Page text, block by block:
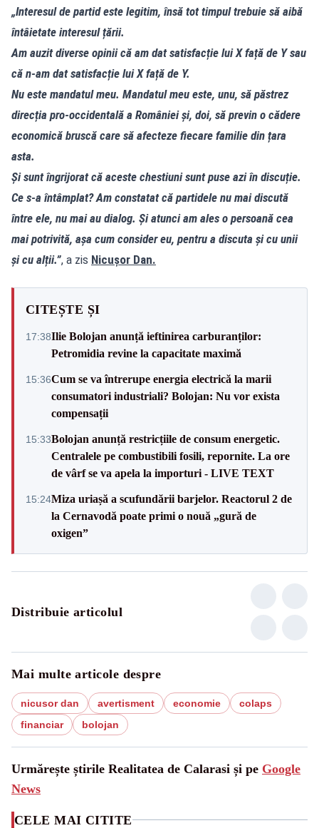
„Interesul de partid este legitim, însă tot timpul trebuie să aibă
întâietate interesul țării.
Am auzit diverse opinii că am dat satisfacție lui X față de Y sau
că n-am dat satisfacție lui X față de Y.
Nu este mandatul meu. Mandatul meu este, unu, să păstrez
direcția pro-occidentală a României și, doi, să previn o cădere
economică bruscă care să afecteze fiecare familie din țara
asta.
Și sunt îngrijorat că aceste chestiuni sunt puse azi în discuție.
Ce s-a întâmplat? Am constatat că partidele nu mai discută
între ele, nu mai au dialog. Și atunci am ales o persoană cea
mai potrivită, așa cum consider eu, pentru a discuta și cu unii
și cu alții.”, a zis Nicușor Dan.
CITEȘTE ȘI
17:38Ilie Bolojan anunță ieftinirea carburanților:
Petromidia revine la capacitate maximă
15:36Cum se va întrerupe energia electrică la marii
consumatori industriali? Bolojan: Nu vor exista
compensații
15:33Bolojan anunță restricțiile de consum energetic.
Centralele pe combustibili fosili, repornite. La ore
de vârf se va apela la importuri - LIVE TEXT
15:24Miza uriașă a scufundării barjelor. Reactorul 2 de
la Cernavodă poate primi o nouă „gură de
oxigen”
Distribuie articolul
Mai multe articole despre
nicusor dan avertisment economie
colaps
financiar
bolojan
Urmărește știrile Realitatea de Calarasi și pe Google
News
CELE MAI CITITE